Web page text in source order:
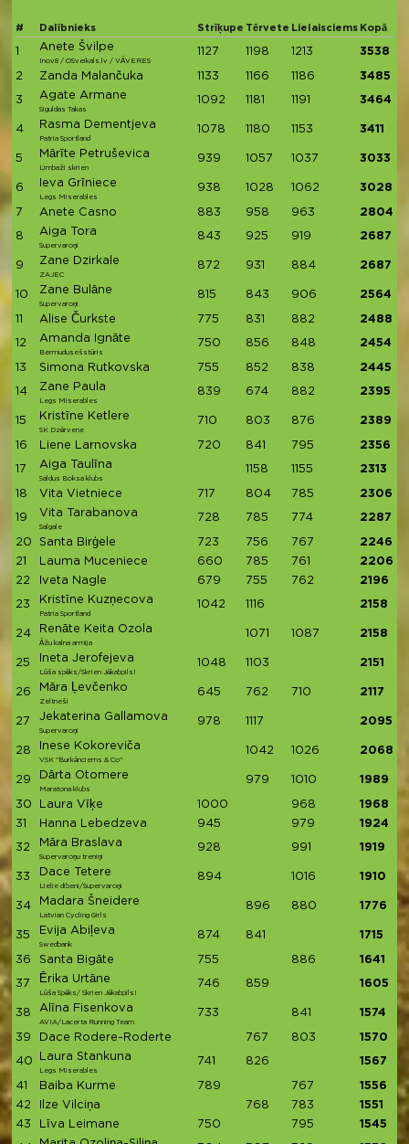
# Dalībnieks Strīķupe Tērvete Lielaisciems Kopā
1 Anete Švilpe
Inov8 / OSveikals.lv / VĀVERES
1127 1198 1213 3538
2 Zanda Malančuka 1133 1166 1186 3485
3 Agate Armane
Siguldas Takas
1092 1181 1191 3464
4 Rasma Dementjeva
Patria Sportland
1078 1180 1153 3411
5 Mārīte Petruševica
Limbaži skrien
939 1057 1037 3033
6 Ieva Grīniece
Legs Miserables
938 1028 1062 3028
7 Anete Casno 883 958 963 2804
8 Aiga Tora
Supervaroņi
843 925 919 2687
9 Zane Dzirkale
ZAJEC
872 931 884 2687
10 Zane Bulāne
Supervaroņi
815 843 906 2564
11 Alise Čurkste 775 831 882 2488
12 Amanda Ignāte
Bermudusešstūris
750 856 848 2454
13 Simona Rutkovska 755 852 838 2445
14 Zane Paula
Legs Miserables
839 674 882 2395
15 Kristīne Ketlere
SK Dzērvene
710 803 876 2389
16 Liene Larnovska 720 841 795 2356
17 Aiga Taulīna
Saldus Boksa klubs
1158 1155 2313
18 Vita Vietniece 717 804 785 2306
19 Vita Tarabanova
Salgale
728 785 774 2287
20 Santa Birģele 723 756 767
2246
21
Lauma Muceniece 660 785 761
2206
22
Iveta Nagle 679 755 762 2196
23 Kristīne Kuzņecova
Patria Sportland
1042 1116 2158
24 Renāte Keita Ozola
Āžu kalna armija
1071 1087 2158
25 Ineta Jerofejeva
Lūša spēks/Skrien Jēkabpils!
1048 1103 2151
26 Māra Ļevčenko
Zeltneši
645 762 710 2117
27 Jekaterina Gallamova
Supervaroņi
978 1117 2095
28 Inese Kokoreviča
VSK "Burkānciems & Co"
1042 1026 2068
29 Dārta Otomere
Maratona klubs
979 1010 1989
30 Laura Vīķe 1000 968
1968
31
Hanna Lebedzeva 945 979 1924
32 Māra Braslava
Supervaroņu treniņi
928 991 1919
33 Dace Tetere
Lielie dibeni/Supervaroņi
894 1016 1910
34 Madara Šneidere
Latvian Cycling Girls
896 880 1776
35 Evija Abiļeva
Swedbank
874 841 1715
36 Santa Bigāte 755 886 1641
37 Ērika Urtāne
Lūša Spēks/ Skrien Jēkabpils!
746 859 1605
38 Alīna Fisenkova
AVIA/Lacerta Running Team
733 841 1574
39 Dace Rodere-Roderte 767 803 1570
40 Laura Stankuna
Legs Miserables
741 826 1567
41 Baiba Kurme 789 767
1556
42
Ilze Vilciņa 768 783
1551
43
Līva Leimane 750 795 1545